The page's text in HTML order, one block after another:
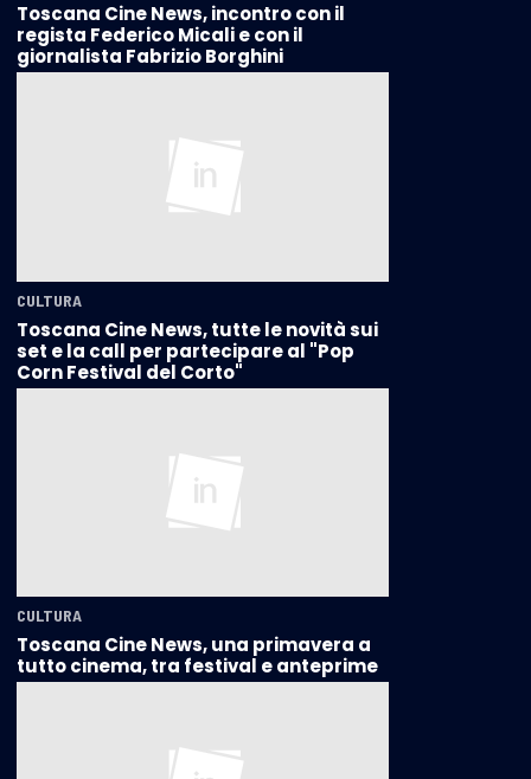
Toscana Cine News, incontro con il
regista Federico Micali e con il
giornalista Fabrizio Borghini
CULTURA
Toscana Cine News, tutte le novità sui
set e la call per partecipare al "Pop
Corn Festival del Corto"
CULTURA
Toscana Cine News, una primavera a
tutto cinema, tra festival e anteprime